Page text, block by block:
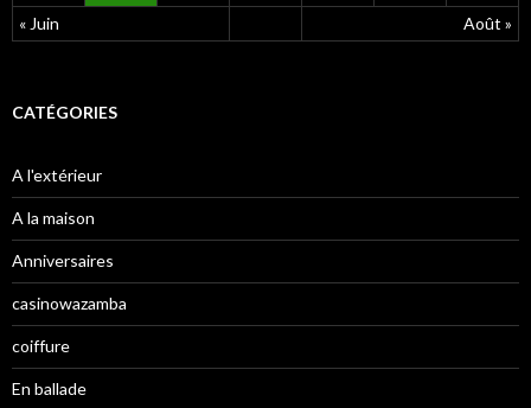
« Juin Août »
CATÉGORIES
A l'extérieur
A la maison
Anniversaires
casinowazamba
coiffure
En ballade